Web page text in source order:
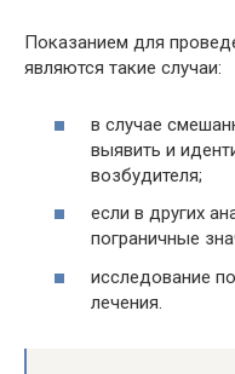
Показанием для
являются такие случаи:
в случае
выявить и
возбудителя;
если в других
пограничные
исследование
лечения.